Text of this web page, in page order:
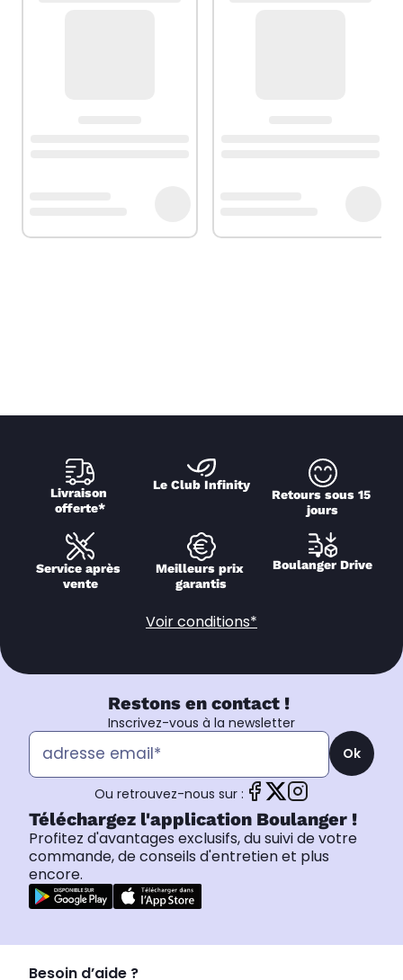
Livraison
offerte*
Le Club Infinity
Retours sous 15
jours
Service après
vente
Meilleurs prix
garantis
Boulanger Drive
Voir conditions*
Restons en contact !
Inscrivez-vous à la newsletter
Ok
Ou retrouvez-nous sur :
Téléchargez l'application Boulanger !
Profitez d'avantages exclusifs, du suivi de votre
commande, de conseils d'entretien et plus
encore.
Besoin d’aide ?